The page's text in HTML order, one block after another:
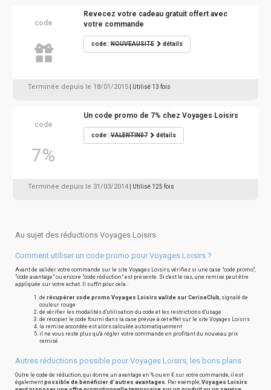
code
Revecez votre cadeau gratuit offert avec
votre commande
code :NOUVEAUSITE détails
Terminée depuis le 18/01/2015 | Utilisé 13 fois
code
7%
Un code promo de 7% chez Voyages Loisirs
code :VALENTIN07 détails
Terminée depuis le 31/03/2014 | Utilisé 125 fois
Au sujet des réductions Voyages Loisirs
Comment utiliser un code promo pour Voyages Loisirs ?
Avant de valider votre commande sur le site Voyages Loisirs, vérifiez si une case "code promo",
"code avantage" ou encore "code réduction" est présente. Si c'est le cas, une remise peut être
appliquée sur votre achat. Il suffit pour cela :
de récupérer code promo Voyages Loisirs valide sur CeriseClub, signalé de
couleur rouge
de vérifier les modalités d'utilisation du code et les restrictions d'usage
de recopier le code fourni dans la case prévue à cet effet sur le site Voyages Loisirs
la remise accordée est alors calculée automatiquement
il ne vous reste plus qu'à régler votre commande en profitant du nouveau prix
remisé
Autres réductions possible pour Voyages Loisirs, les bons plans
Outre le code de réduction, qui donne un avantage en % ou en € sur votre commande, il est
également possible de bénéficier d'autres avantages. Par exemple, Voyages Loisirs